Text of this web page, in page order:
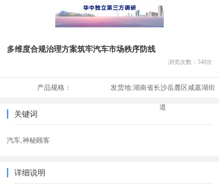
多维度合规治理方案筑牢汽车市场秩序防线
浏览次数： 548次
产品规格： 发货地:湖南省长沙岳麓区咸嘉湖街
道
关键词
汽车,神秘顾客
详细说明